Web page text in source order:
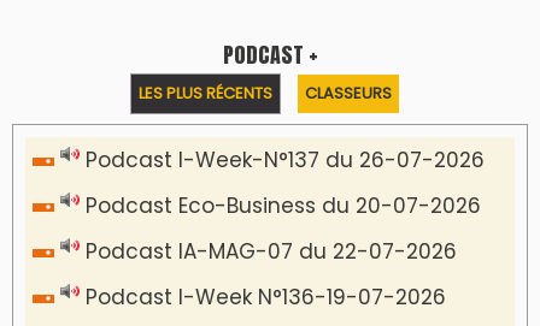
PODCAST +
LES PLUS RÉCENTS CLASSEURS
Podcast I-Week-N°137 du 26-07-2026
Podcast Eco-Business du 20-07-2026
Podcast IA-MAG-07 du 22-07-2026
Podcast I-Week N°136-19-07-2026